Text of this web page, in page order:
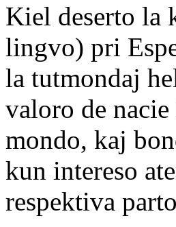
Kiel deserto la
lingvo) pri
la tutmondaj
valoro de
mondo, kaj
kun intereso
respektiva